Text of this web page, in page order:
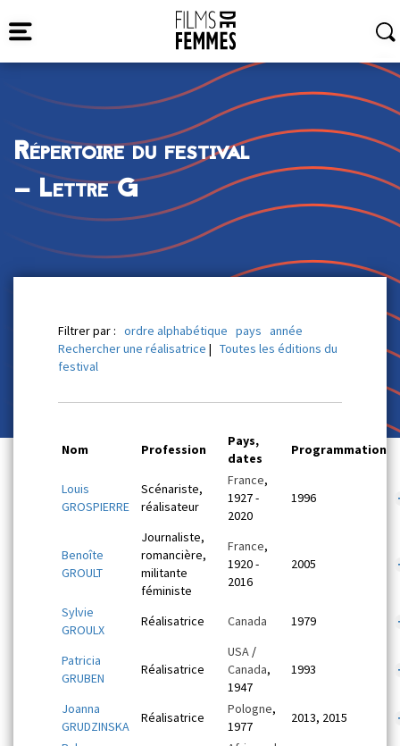
Répertoire du festival
— Lettre G
Filtrer par : ordre alphabétique pays année
Rechercher une réalisatrice | Toutes les éditions du
festival
Nom Profession
Pays,
dates
Programmation
Louis
GROSPIERRE
Scénariste,
réalisateur
France,
1927 -
2020
1996
Benoîte
GROULT
Journaliste,
romancière,
militante
féministe
France,
1920 -
2016
2005
Sylvie
GROULX
Réalisatrice Canada 1979
Patricia
GRUBEN
Réalisatrice
USA /
Canada,
1947
1993
Joanna
GRUDZINSKA
Réalisatrice
Pologne,
1977
2013, 2015